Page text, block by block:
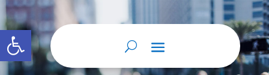
Abrir barra de herramientas